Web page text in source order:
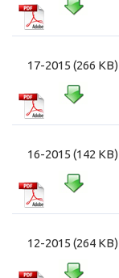
17-2015 (266 KB)
16-2015 (142 KB)
12-2015 (264 KB)